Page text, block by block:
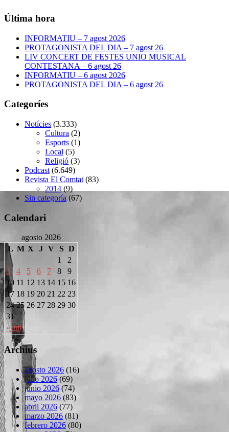
Última hora
INFORMATIU – 7 agost 2026
PROTAGONISTA DEL DIA – 7 agost 26
LIV CONCERT DE FESTES UNIO MUSICAL
CONTESTANA – 6 agost 26
INFORMATIU – 6 agost 2026
PROTAGONISTA DEL DIA – 6 agost 26
Categoríes
Notícies (3.333)
Cultura (2)
Esports (1)
Local (5)
Religió (3)
Podcast (6.649)
Revista El Comtat (83)
2014 (9)
Sin categoría (67)
Calendari
agosto 2026
L M X J V S D
« Jul
1
2
3
4 5 6 7 8
9
10 11 12 13 14 15 16
17 18 19 20 21 22 23
24 25 26 27 28 29 30
31
Archius
agosto 2026 (16)
julio 2026 (69)
junio 2026 (74)
mayo 2026 (83)
abril 2026 (77)
marzo 2026 (81)
febrero 2026 (80)